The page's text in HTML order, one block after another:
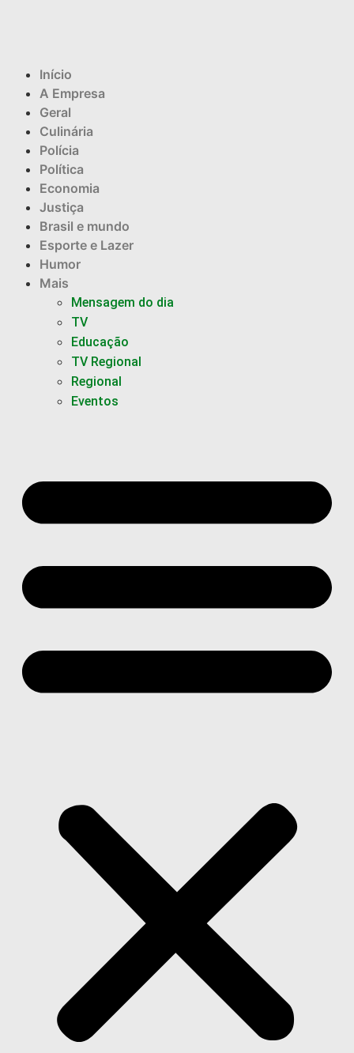
Início
A Empresa
Geral
Culinária
Polícia
Política
Economia
Justiça
Brasil e mundo
Esporte e Lazer
Humor
Mais
Mensagem do dia
TV
Educação
TV Regional
Regional
Eventos